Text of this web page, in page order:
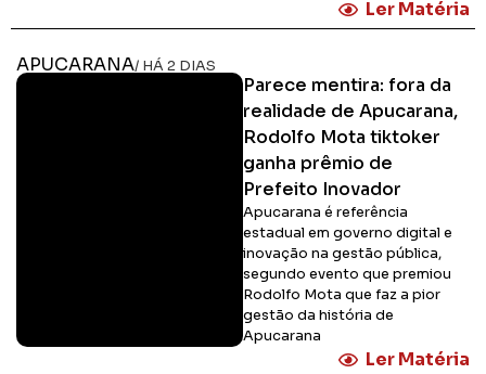
Ler Matéria
APUCARANA/ HÁ 2 DIAS
Parece mentira: fora da
realidade de Apucarana,
Rodolfo Mota tiktoker
ganha prêmio de
Prefeito Inovador
Apucarana é referência
estadual em governo digital e
inovação na gestão pública,
segundo evento que premiou
Rodolfo Mota que faz a pior
gestão da história de
Apucarana
Ler Matéria